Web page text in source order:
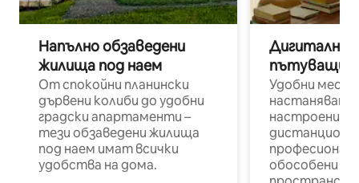
Напълно обзаведени
жилища под наем
От спокойни планински
дървени колиби до удобни
градски апартаменти –
тези обзаведени жилища
под наем имат всички
удобства на дома.
Дигитални
пътуващи
Удобни
настаняване
настроени и
обособени